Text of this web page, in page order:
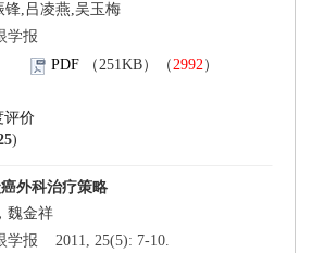
锋,吕凌燕,吴玉梅
学报
）
)
学报 2011, 25(5): 7-10.